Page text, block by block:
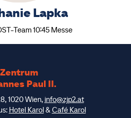
Lapka
Team 10:45 Messe
Zentrum
Paul II.
1020 Wien, info@zjp2.at
Hotel Karol&Café Karol